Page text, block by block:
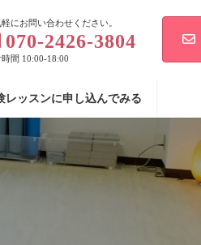
軽にお問い合わせください。
070-2426-3804
間 10:00-18:00
レッスンに申し込んでみる